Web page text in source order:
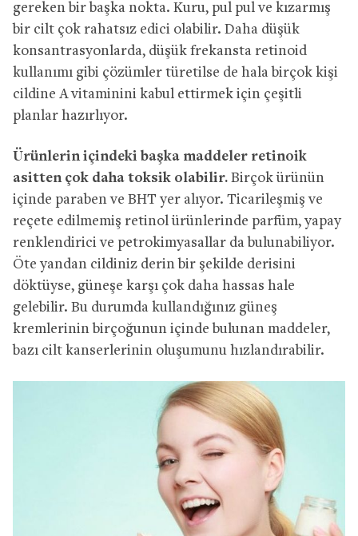
gereken bir başka nokta. Kuru, pul pul ve kızarmış
bir cilt çok rahatsız edici olabilir. Daha düşük
konsantrasyonlarda, düşük frekansta retinoid
kullanımı gibi çözümler türetilse de hala birçok kişi
cildine A vitaminini kabul ettirmek için çeşitli
planlar hazırlıyor.
Ürünlerin içindeki başka maddeler retinoik
asitten çok daha toksik olabilir. Birçok ürünün
içinde paraben ve BHT yer alıyor. Ticarileşmiş ve
reçete edilmemiş retinol ürünlerinde parfüm, yapay
renklendirici ve petrokimyasallar da bulunabiliyor.
Öte yandan cildiniz derin bir şekilde derisini
döktüyse, güneşe karşı çok daha hassas hale
gelebilir. Bu durumda kullandığınız güneş
kremlerinin birçoğunun içinde bulunan maddeler,
bazı cilt kanserlerinin oluşumunu hızlandırabilir.